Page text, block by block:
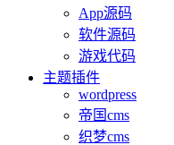
App源码
软件源码
游戏代码
主题插件
wordpress
帝国cms
织梦cms